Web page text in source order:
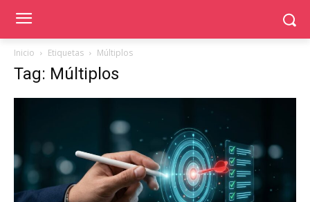
Inicio Etiquetas Múltiplos
Tag: Múltiplos